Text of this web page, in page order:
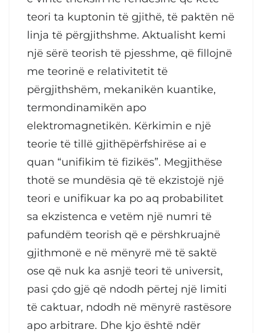
teori ta kuptonin të gjithë, të paktën në
linja të përgjithshme. Aktualisht kemi
një sërë teorish të pjesshme, që fillojnë
me teorinë e relativitetit të
përgjithshëm, mekanikën kuantike,
termondinamikën apo
elektromagnetikën. Kërkimin e një
teorie të tillë gjithëpërfshirëse ai e
quan “unifikim të fizikës”. Megjithëse
thotë se mundësia që të ekzistojë një
teori e unifikuar ka po aq probabilitet
sa ekzistenca e vetëm një numri të
pafundëm teorish që e përshkruajnë
gjithmonë e në mënyrë më të saktë
ose që nuk ka asnjë teori të universit,
pasi çdo gjë që ndodh përtej një limiti
të caktuar, ndodh në mënyrë rastësore
apo arbitrare. Dhe kjo është ndër